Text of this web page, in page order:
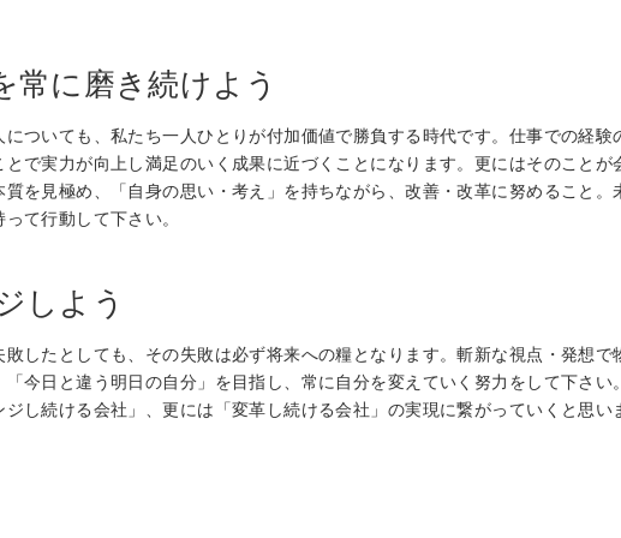
常に磨き続けよう
ついても、私たち一人ひとりが付加価値で勝負する時代です。仕事での経験
で実力が向上し満足のいく成果に近づくことになります。更にはそのことが
を見極め、「自身の思い・考え」を持ちながら、改善・改革に努めること。
て行動して下さい。
しよう
したとしても、その失敗は必ず将来への糧となります。斬新な視点・発想で
今日と違う明日の自分」を目指し、常に自分を変えていく努力をして下さい
し続ける会社」、更には「変革し続ける会社」の実現に繋がっていくと思い